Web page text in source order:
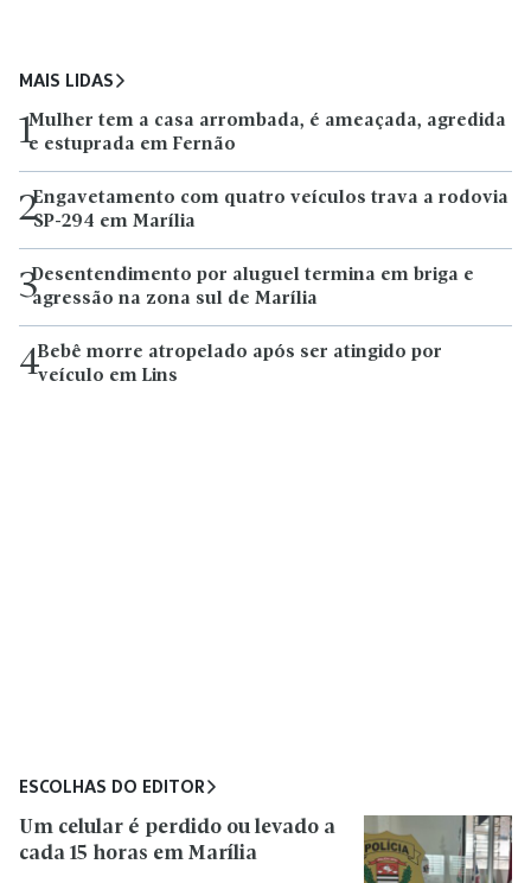
MAIS LIDAS
1Mulher tem a casa arrombada, é ameaçada, agredida
e estuprada em Fernão
2Engavetamento com quatro veículos trava a rodovia
SP-294 em Marília
3Desentendimento por aluguel termina em briga e
agressão na zona sul de Marília
4Bebê morre atropelado após ser atingido por
veículo em Lins
ESCOLHAS DO EDITOR
Um celular é perdido ou levado a
cada 15 horas em Marília